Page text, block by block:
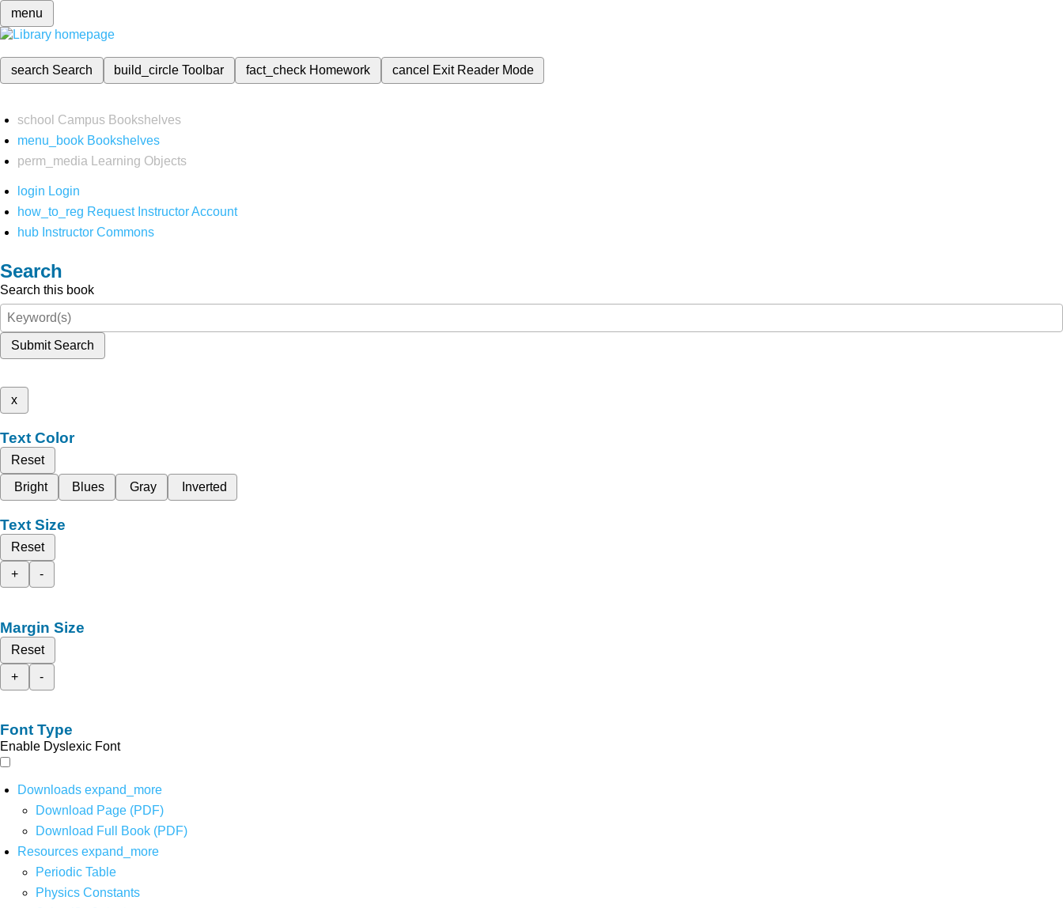
menu
search Search build_circleToolbar fact_check Homework cancel Exit Reader Mode
school Campus Bookshelves
menu_book Bookshelves
perm_media
Learning Objects
login Login
how_to_reg Request Instructor Account
hub Instructor Commons
Search
Search this book
Submit Search
x
Text Color
Reset
Bright
Blues Gray Inverted
Text Size
Reset
+
-
Margin Size
Reset
+
-
Font Type
Enable Dyslexic Font
Downloads expand_more
Download Page (PDF)
Download Full Book (PDF)
Resources expand_more
Periodic Table
Physics Constants